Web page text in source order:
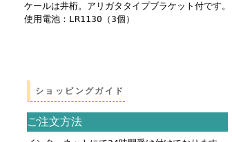
ケールは井桁。アリガタタイプブラケット付です。
使用電池：LR1130（3個）
ショッピングガイド
ご注文方法